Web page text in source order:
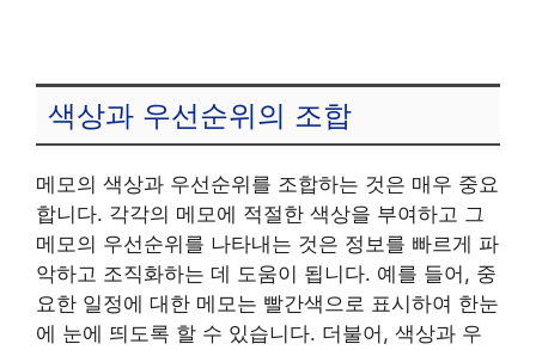
색상과 우선순위의 조합
메모의 색상과 우선순위를 조합하는 것은 매우 중요
합니다. 각각의 메모에 적절한 색상을 부여하고 그
메모의 우선순위를 나타내는 것은 정보를 빠르게 파
악하고 조직화하는 데 도움이 됩니다. 예를 들어, 중
요한 일정에 대한 메모는 빨간색으로 표시하여 한눈
에 눈에 띄도록 할 수 있습니다. 더불어, 색상과 우